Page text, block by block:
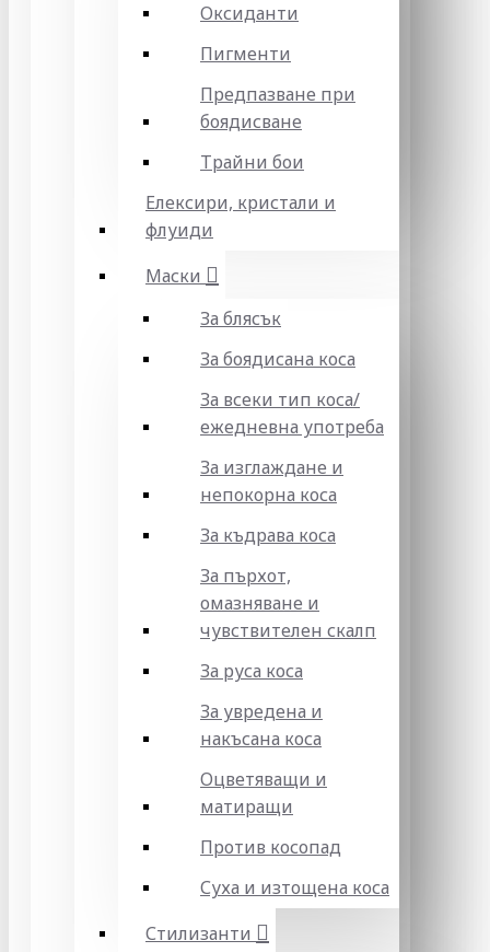
Оксиданти
Пигменти
Предпазване при
боядисване
Трайни бои
Елексири, кристали и
флуиди
Маски
За блясък
За боядисана коса
За всеки тип коса/
ежедневна употреба
За изглаждане и
непокорна коса
За къдрава коса
За пърхот,
омазняване и
чувствителен скалп
За руса коса
За увредена и
накъсана коса
Оцветяващи и
матиращи
Против косопад
Суха и изтощена коса
Стилизанти